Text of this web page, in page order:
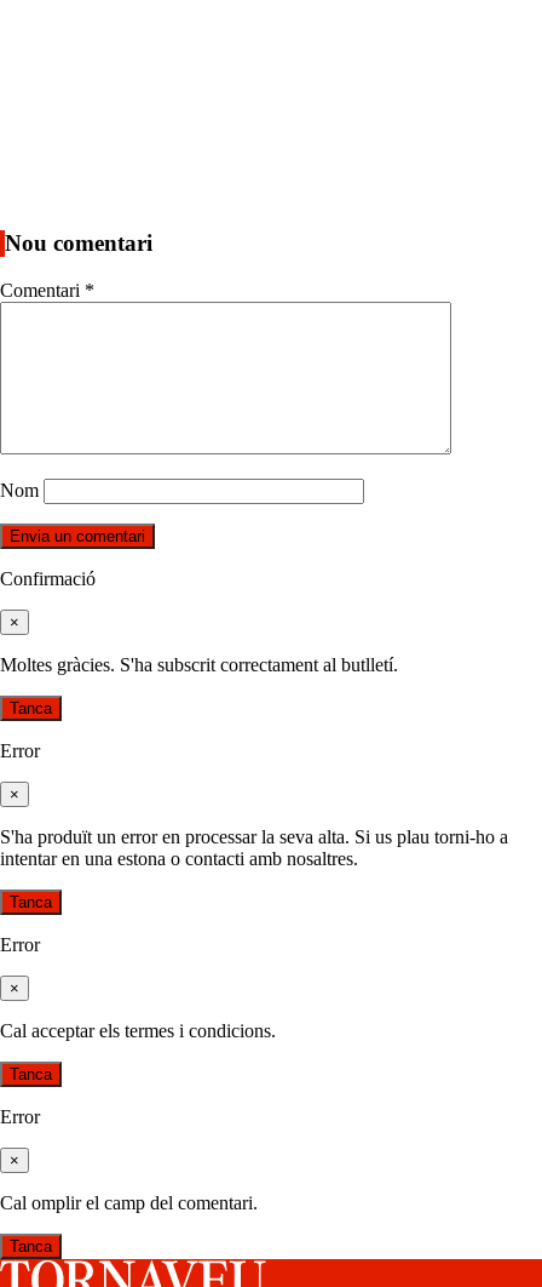
Nou comentari
Comentari *
Nom
Confirmació
×
Moltes gràcies. S'ha subscrit correctament al butlletí.
Tanca
Error
×
S'ha produït un error en processar la seva alta. Si us plau torni-ho a
intentar en una estona o contacti amb nosaltres.
Tanca
Error
×
Cal acceptar els termes i condicions.
Tanca
Error
×
Cal omplir el camp del comentari.
Tanca